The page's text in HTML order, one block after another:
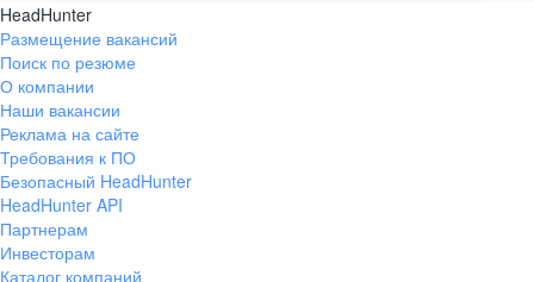
HeadHunter
Размещение вакансий
Поиск по резюме
О компании
Наши вакансии
Реклама на сайте
Требования к ПО
Безопасный HeadHunter
HeadHunter API
Партнерам
Инвесторам
Каталог компаний